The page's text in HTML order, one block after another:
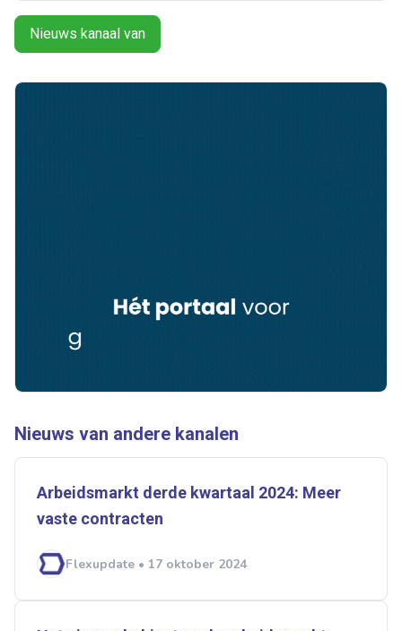
Nieuws kanaal van
Nieuws van andere kanalen
Arbeidsmarkt derde kwartaal 2024: Meer
vaste contracten
Flexupdate • 17 oktober 2024
Ontvang vacatures direct in
Alerts ontvangen
Alles
Doorzaam
Flexmarkt Flexnieuws
Normering Arbeid
ZiPconomy